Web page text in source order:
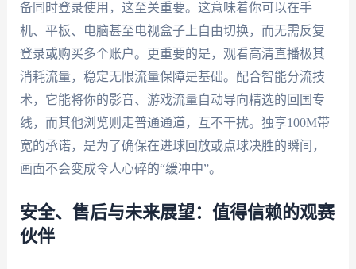
备同时登录使用，这至关重要。这意味着你可以在手
机、平板、电脑甚至电视盒子上自由切换，而无需反复
登录或购买多个账户。更重要的是，观看高清直播极其
消耗流量，稳定无限流量保障是基础。配合智能分流技
术，它能将你的影音、游戏流量自动导向精选的回国专
线，而其他浏览则走普通通道，互不干扰。独享100M带
宽的承诺，是为了确保在进球回放或点球决胜的瞬间，
画面不会变成令人心碎的“缓冲中”。
安全、售后与未来展望：值得信赖的观赛
伙伴